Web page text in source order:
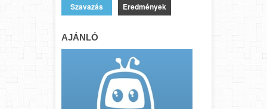
Eredmények
AJÁNLÓ